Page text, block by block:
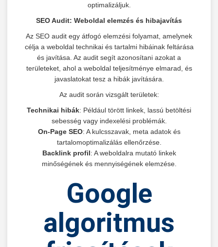
optimalizáljuk.
SEO Audit: Weboldal elemzés és hibajavítás
Az SEO audit egy átfogó elemzési folyamat, amelynek
célja a weboldal technikai és tartalmi hibáinak feltárása
és javítása. Az audit segít azonosítani azokat a
területeket, ahol a weboldal teljesítménye elmarad, és
javaslatokat tesz a hibák javítására.
Az audit során vizsgált területek:
Technikai hibák: Például törött linkek, lassú betöltési
sebesség vagy indexelési problémák.
On-Page SEO: A kulcsszavak, meta adatok és
tartalomoptimalizálás ellenőrzése.
Backlink profil: A weboldalra mutató linkek
minőségének és mennyiségének elemzése.
Google
algoritmus